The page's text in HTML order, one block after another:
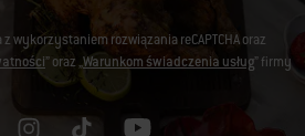
wykorzystaniem rozwiązania reCAPTCHA oraz
” oraz „Warunkom świadczenia usług” firmy